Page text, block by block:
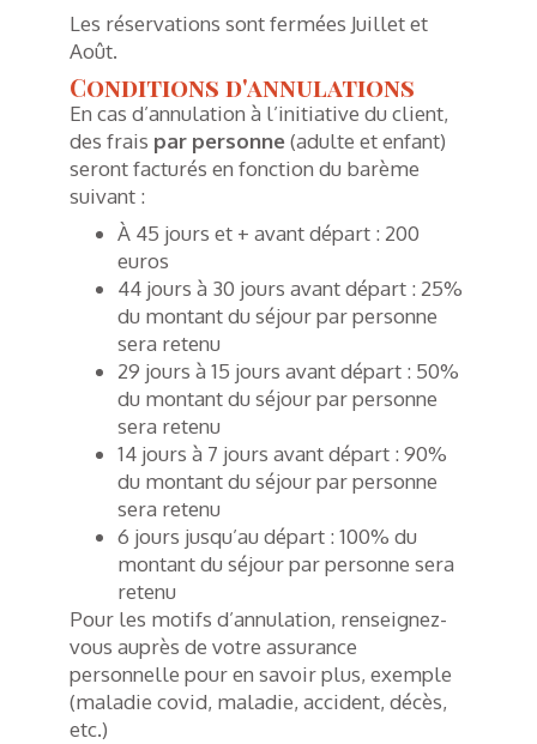
Les réservations sont fermées Juillet et
Août.
Conditions d'annulations
En cas d’annulation à l’initiative du client,
des frais par personne(adulte et enfant)
seront facturés en fonction du barème
suivant :
À 45 jours et + avant départ : 200
euros
44 jours à 30 jours avant départ : 25%
du montant du séjour par personne
sera retenu
29 jours à 15 jours avant départ : 50%
du montant du séjour par personne
sera retenu
14 jours à 7 jours avant départ : 90%
du montant du séjour par personne
sera retenu
6 jours jusqu’au départ : 100% du
montant du séjour par personne sera
retenu
Pour les motifs d’annulation, renseignez-
vous auprès de votre assurance
personnelle pour en savoir plus, exemple
(maladie covid, maladie, accident, décès,
etc.)